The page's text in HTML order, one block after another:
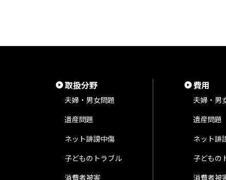
取扱分野
夫婦・男女問題
遺産問題
ネット誹謗中傷
子どものトラブル
消費者被害
費用
夫婦・男
遺産問題
ネット誹
子どもの
消費者被